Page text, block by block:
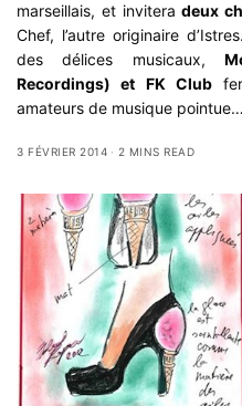
marseillais, et invitera deux
Chef, l’autre originaire
des délices musicaux,
Recordings) et FK Club
amateurs de musique pointue…
3 FÉVRIER 2014 2 MINS READ